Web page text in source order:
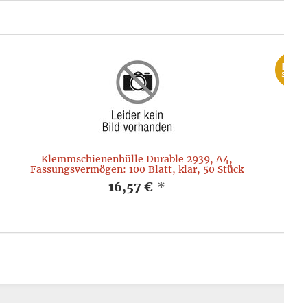
Klemmschienenhülle Durable 2939, A4,
Fassungsvermögen: 100 Blatt, klar, 50 Stück
16,57 € *